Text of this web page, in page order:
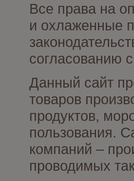
Все права на
и охлаженные
согласованию
Данный сайт
товаров
продуктов,
пользования.
компаний –
проводимых